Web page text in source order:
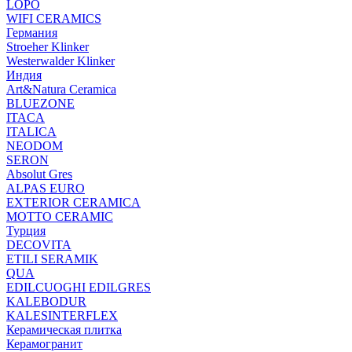
LOPO
WIFI CERAMICS
Германия
Stroeher Klinker
Westerwalder Klinker
Индия
Art&Natura Ceramica
BLUEZONE
ITACA
ITALICA
NEODOM
SERON
Absolut Gres
ALPAS EURO
EXTERIOR CERAMICA
MOTTO CERAMIC
Турция
DECOVITA
ETILI SERAMIK
QUA
EDILCUOGHI EDILGRES
KALEBODUR
KALESINTERFLEX
Керамическая плитка
Керамогранит